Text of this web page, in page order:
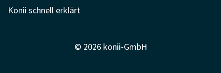
Konii schnell erklärt
© 2026 konii-GmbH